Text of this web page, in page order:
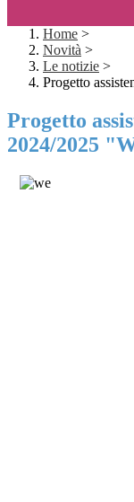
Home >
Novità >
Le notizie >
Progetto
Progetto
2024/2025